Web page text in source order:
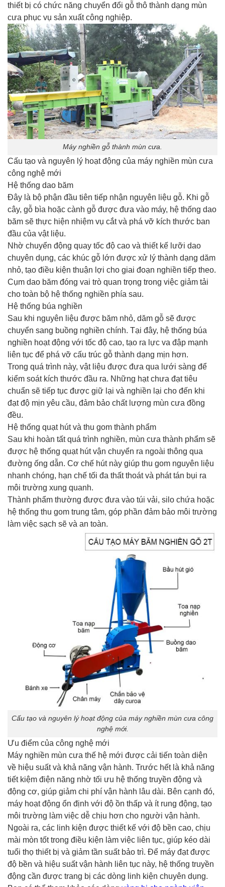
thiết bị có chức năng chuyển đổi gỗ thô thành dạng mùn
cưa phục vụ sản xuất công nghiệp.
Máy nghiền gỗ thành mùn cưa.
Cấu tạo và nguyên lý hoạt động của máy nghiền mùn cưa
công nghệ mới
Hệ thống dao băm
Đây là bộ phận đầu tiên tiếp nhận nguyên liệu gỗ. Khi gỗ
cây, gỗ bìa hoặc cành gỗ được đưa vào máy, hệ thống dao
băm sẽ thực hiện nhiệm vụ cắt và phá vỡ kích thước ban
đầu của vật liệu.
Nhờ chuyển động quay tốc độ cao và thiết kế lưỡi dao
chuyên dụng, các khúc gỗ lớn được xử lý thành dạng dăm
nhỏ, tạo điều kiện thuận lợi cho giai đoạn nghiền tiếp theo.
Cụm dao băm đóng vai trò quan trọng trong việc giảm tải
cho toàn bộ hệ thống nghiền phía sau.
Hệ thống búa nghiền
Sau khi nguyên liệu được băm nhỏ, dăm gỗ sẽ được
chuyển sang buồng nghiền chính. Tại đây, hệ thống búa
nghiền hoạt động với tốc độ cao, tạo ra lực va đập mạnh
liên tục để phá vỡ cấu trúc gỗ thành dạng mịn hơn.
Trong quá trình này, vật liệu được đưa qua lưới sàng để
kiểm soát kích thước đầu ra. Những hạt chưa đạt tiêu
chuẩn sẽ tiếp tục được giữ lại và nghiền lại cho đến khi
đạt độ mịn yêu cầu, đảm bảo chất lượng mùn cưa đồng
đều.
Hệ thống quạt hút và thu gom thành phẩm
Sau khi hoàn tất quá trình nghiền, mùn cưa thành phẩm sẽ
được hệ thống quạt hút vận chuyển ra ngoài thông qua
đường ống dẫn. Cơ chế hút này giúp thu gom nguyên liệu
nhanh chóng, hạn chế tối đa thất thoát và phát tán bụi ra
môi trường xung quanh.
Thành phẩm thường được đưa vào túi vải, silo chứa hoặc
hệ thống thu gom trung tâm, góp phần đảm bảo môi trường
làm việc sạch sẽ và an toàn.
Cấu tạo và nguyên lý hoạt động của máy nghiền mùn cưa công
nghệ mới.
Ưu điểm của công nghệ mới
Máy nghiền mùn cưa thế hệ mới được cải tiến toàn diện
về hiệu suất và khả năng vận hành. Trước hết là khả năng
tiết kiệm điện năng nhờ tối ưu hệ thống truyền động và
động cơ, giúp giảm chi phí vận hành lâu dài. Bên cạnh đó,
máy hoạt động ổn định với độ ồn thấp và ít rung động, tạo
môi trường làm việc dễ chịu hơn cho người vận hành.
Ngoài ra, các linh kiện được thiết kế với độ bền cao, chịu
mài mòn tốt trong điều kiện làm việc liên tục, giúp kéo dài
tuổi thọ thiết bị và giảm tần suất bảo trì. Để máy đạt được
độ bền và hiệu suất vận hành liên tục này, hệ thống truyền
động cần được trang bị các dòng linh kiện chuyên dụng.